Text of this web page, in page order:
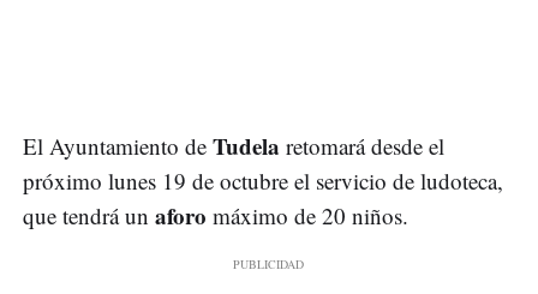
El Ayuntamiento de Tudela retomará desde el
próximo lunes 19 de octubre el servicio de ludoteca,
que tendrá un aforo máximo de 20 niños.